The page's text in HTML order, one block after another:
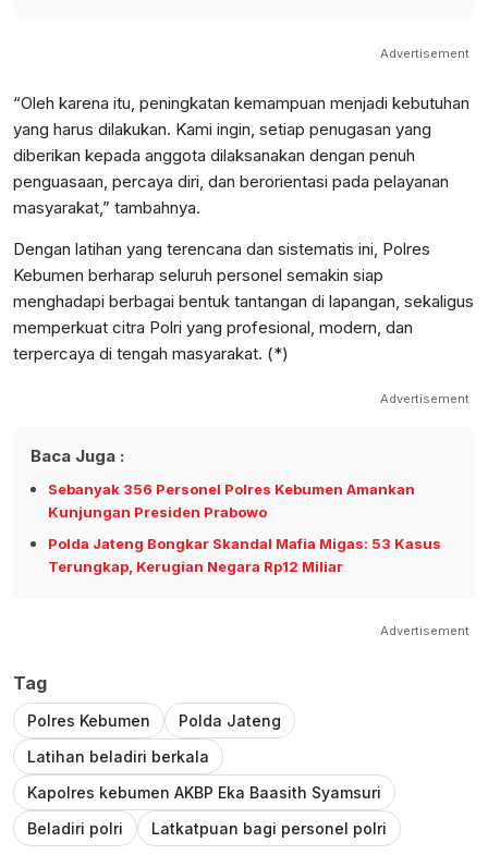
Advertisement
“Oleh karena itu, peningkatan kemampuan menjadi kebutuhan
yang harus dilakukan. Kami ingin, setiap penugasan yang
diberikan kepada anggota dilaksanakan dengan penuh
penguasaan, percaya diri, dan berorientasi pada pelayanan
masyarakat,” tambahnya.
Dengan latihan yang terencana dan sistematis ini, Polres
Kebumen berharap seluruh personel semakin siap
menghadapi berbagai bentuk tantangan di lapangan, sekaligus
memperkuat citra Polri yang profesional, modern, dan
terpercaya di tengah masyarakat. (*)
Advertisement
Baca Juga :
Sebanyak 356 Personel Polres Kebumen Amankan
Kunjungan Presiden Prabowo
Polda Jateng Bongkar Skandal Mafia Migas: 53 Kasus
Terungkap, Kerugian Negara Rp12 Miliar
Advertisement
Tag
Polres Kebumen
Polda Jateng
Latihan beladiri berkala
Kapolres kebumen AKBP Eka Baasith Syamsuri
Beladiri polri
Latkatpuan bagi personel polri